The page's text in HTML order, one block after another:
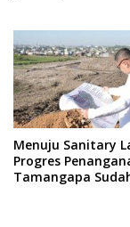
Menuju Sanitary
Progres
Tamangapa